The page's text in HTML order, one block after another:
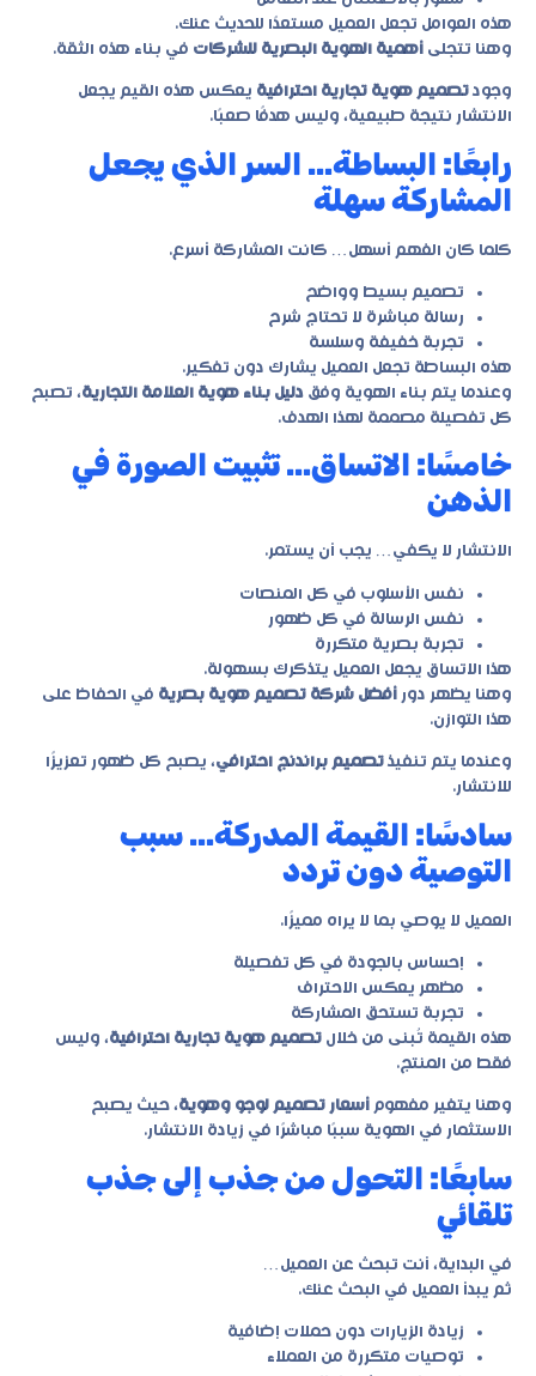
هذه العوامل تجعل العميل مستعدًا للحديث عنك.
وهنا تتجلى أهمية الهوية البصرية للشركات في بناء هذه الثقة.
وجود تصميم هوية تجارية احترافية يعكس هذه القيم يجعل
الانتشار نتيجة طبيعية، وليس هدفًا صعبًا.
رابعًا: البساطة… السر الذي يجعل
المشاركة سهلة
كلما كان الفهم أسهل… كانت المشاركة أسرع.
تصميم بسيط وواضح
رسالة مباشرة لا تحتاج شرح
تجربة خفيفة وسلسة
هذه البساطة تجعل العميل يشارك دون تفكير.
وعندما يتم بناء الهوية وفق دليل بناء هوية العلامة التجارية، تصبح
كل تفصيلة مصممة لهذا الهدف.
خامسًا: الاتساق… تثبيت الصورة في
الذهن
الانتشار لا يكفي… يجب أن يستمر.
نفس الأسلوب في كل المنصات
نفس الرسالة في كل ظهور
تجربة بصرية متكررة
هذا الاتساق يجعل العميل يتذكرك بسهولة.
وهنا يظهر دور أفضل شركة تصميم هوية بصرية في الحفاظ على
هذا التوازن.
وعندما يتم تنفيذ تصميم براندنج احترافي، يصبح كل ظهور تعزيزًا
للانتشار.
سادسًا: القيمة المدركة… سبب
التوصية دون تردد
العميل لا يوصي بما لا يراه مميزًا.
إحساس بالجودة في كل تفصيلة
مظهر يعكس الاحتراف
تجربة تستحق المشاركة
هذه القيمة تُبنى من خلال تصميم هوية تجارية احترافية، وليس
فقط من المنتج.
وهنا يتغير مفهوم أسعار تصميم لوجو وهوية، حيث يصبح
الاستثمار في الهوية سببًا مباشرًا في زيادة الانتشار.
سابعًا: التحول من جذب إلى جذب
تلقائي
في البداية، أنت تبحث عن العميل…
ثم يبدأ العميل في البحث عنك.
زيادة الزيارات دون حملات إضافية
توصيات متكررة من العملاء